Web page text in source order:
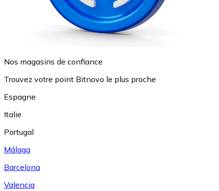
Nos magasins de confiance
Trouvez votre point Bitnovo le plus proche
Espagne
Italie
Portugal
Málaga
Barcelona
Valencia